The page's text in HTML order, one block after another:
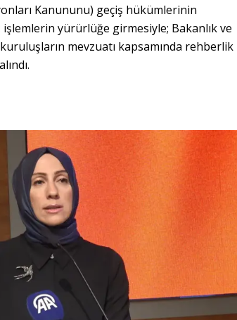
Kanununu) geçiş hükümlerinin
yürürlüğe girmesiyle; Bakanlık ve
mevzuatı kapsamında rehberlik